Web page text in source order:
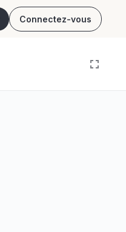
Connectez-vous